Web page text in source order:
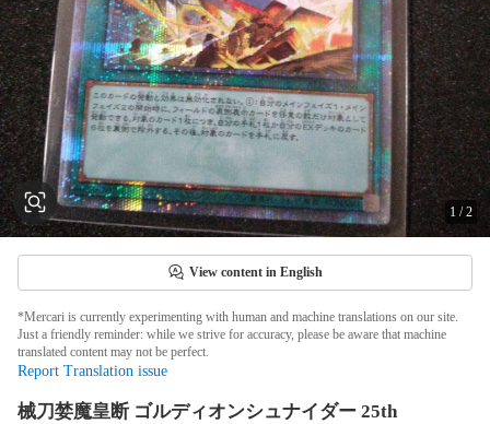
1 /2
View content in English
*Mercari is currently experimenting with human and machine translations on our site.
Just a friendly reminder: while we strive for accuracy, please be aware that machine
translated content may not be perfect.
Report Translation issue
械刀婪魔皇断 ゴルディオンシュナイダー 25th